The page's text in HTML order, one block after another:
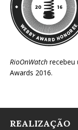
RioOnWatch recebeu
Awards 2016.
REALIZAÇÃO